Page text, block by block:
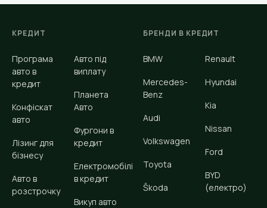
КРЕДИТ
Програма
авто в
кредит
Конфіскат
авто
Лізинг для
бізнесу
Авто в
розстрочку
Авто під
виплату
Планета
Авто
Фургони в
кредит
Електромобілі
в кредит
Викуп авто
БРЕНДИ В КРЕДИТ
BMW
Mercedes-
Benz
Audi
Volkswagen
Toyota
Škoda
Renault
Hyundai
Kia
Nissan
Ford
BYD
(електро)